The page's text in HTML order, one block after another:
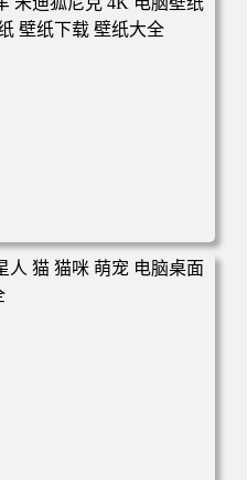
狐尼克 4K 电脑壁纸 3840x2
壁纸大全